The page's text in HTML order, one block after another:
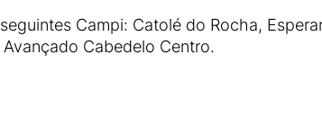
Campi: Catolé do Rocha,
Cabedelo Centro.